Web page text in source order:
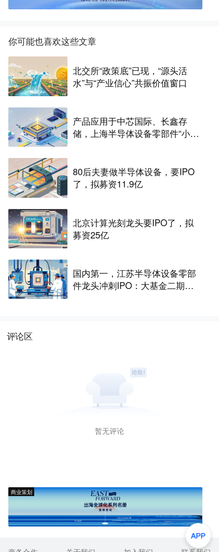
你可能也喜欢这些文章
北交所“政策底”已现，“源头活
水”与“产业信心”共振价值窗口
产品应用于中芯国际、长鑫存
储，上海半导体设备零部件“小巨
80后夫妻做半导体设备，要IPO
了，拟募资11.9亿
北京计算光刻龙头要IPO了，拟
募资25亿
国内第一，江苏半导体设备零部
件龙头冲刺IPO：大基金二期持
评论区
暂无评论
商业策划